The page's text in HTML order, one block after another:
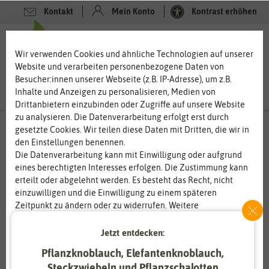
Kontakt Mein Konto Kontrast erhöhen
Wir verwenden Cookies und ähnliche Technologien auf unserer
Website und verarbeiten personenbezogene Daten von
Besucher:innen unserer Webseite (z.B. IP-Adresse), um z.B.
Inhalte und Anzeigen zu personalisieren, Medien von
Drittanbietern einzubinden oder Zugriffe auf unsere Website
zu analysieren. Die Datenverarbeitung erfolgt erst durch
gesetzte Cookies. Wir teilen diese Daten mit Dritten, die wir in
den Einstellungen benennen.
Die Datenverarbeitung kann mit Einwilligung oder aufgrund
eines berechtigten Interesses erfolgen. Die Zustimmung kann
erteilt oder abgelehnt werden. Es besteht das Recht, nicht
einzuwilligen und die Einwilligung zu einem späteren
Zeitpunkt zu ändern oder zu widerrufen. Weitere
Informationen zur Verwendung personenbezogener Daten und
den Diensten erklären wir in unsererDaten­schutz­erklärung
Essenziell Statistik
Jetzt entdecken:
Pflanzknoblauch, Elefantenknoblauch,